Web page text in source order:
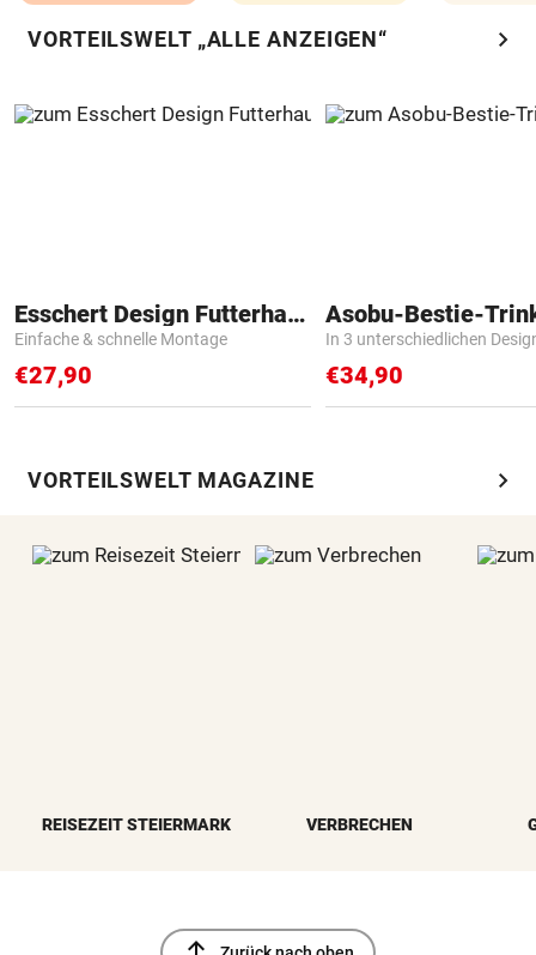
VORTEILSWELT „ALLE ANZEIGEN“ chevron_right
Esschert Design Futterhaus
Einfache & schnelle Montage
€27,90
Asobu-Bestie-
In 3 unterschiedlichen
€34,90
VORTEILSWELT MAGAZINE chevron_right
REISEZEIT STEIERMARK VERBRECHEN